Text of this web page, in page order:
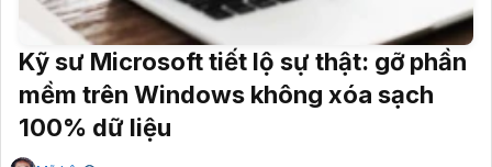
Kỹ sư Microsoft tiết lộ sự thật: gỡ phần
mềm trên Windows không xóa sạch
100% dữ liệu